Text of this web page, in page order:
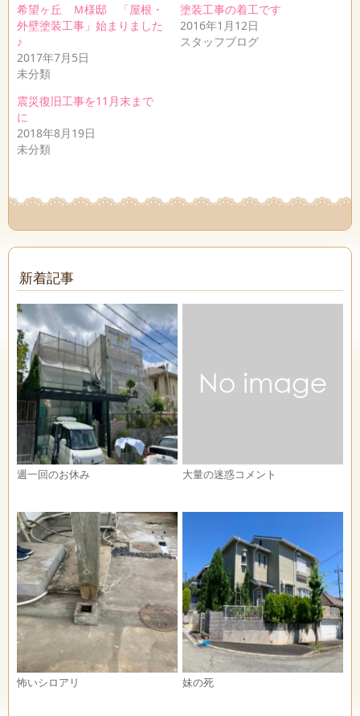
希望ヶ丘 Ｍ様邸 「屋根・
外壁塗装工事」始まりました
♪
2017年7月5日
未分類
塗装工事の着工です
2016年1月12日
スタッフブログ
震災復旧工事を11月末まで
に
2018年8月19日
未分類
新着記事
週一回のお休み 大量の迷惑コメント
怖いシロアリ 妹の死